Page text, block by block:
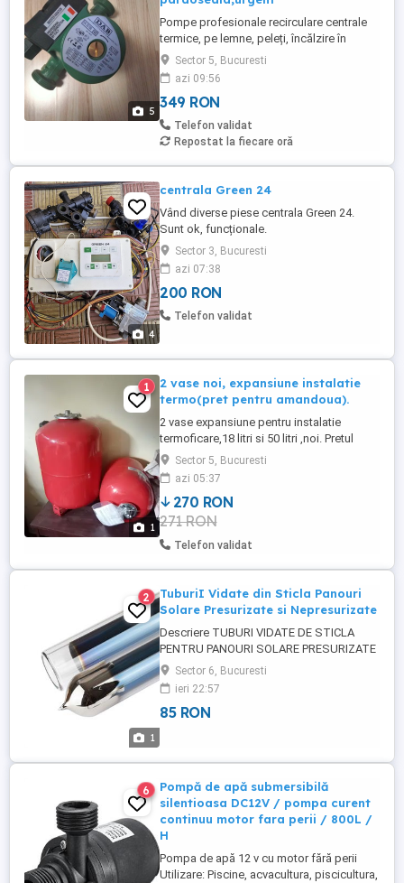
5
Pompe profesionale recirculare centrale
termice, pe lemne, peleți, încălzire în
pardoseală. Pompele sunt noi cu garanție
Exista mai multe variante de putere, debit
și dimensiuni. Prețurile variază între 350 lei
și 700 lei. Pentru detalii nelamuriri și ajutor,
cel mai bine sunati.
Sector 5, Bucuresti
azi 09:56
349 RON
Telefon validat
Repostat la fiecare oră
4
centrala Green 24
Vând diverse piese centrala Green 24.
Sunt ok, funcționale.
Sector 3, Bucuresti
azi 07:38
200 RON
Telefon validat
1
1
2 vase noi, expansiune instalatie
termo(pret pentru amandoua).
2 vase expansiune pentru instalatie
termoficare,18 litri si 50 litri ,noi. Pretul
afisat , este pentru ambele piese. Predare
Bucuresti
Sector 5, Bucuresti
azi 05:37
270 RON
271 RON
Telefon validat
1
2
TuburiI Vidate din Sticla Panouri
Solare Presurizate si Nepresurizate
Descriere TUBURI VIDATE DE STICLA
PENTRU PANOURI SOLARE PRESURIZATE
ȘI NEPRESURIZATE D 58 mm * 1800 mm
PRODUS NOU Se folosesc la: panouri
solare presurizate unde sticla sa spart și
AU RĂMAS COMPONENTELE METALICE
a colectoarelor ...
Sector 6, Bucuresti
ieri 22:57
85 RON
6
Pompă de apă submersibilă
silentioasa DC12V / pompa curent
continuu motor fara perii / 800L /
H
Pompa de apă 12 v cu motor fără perii
Utilizare: Piscine, acvacultura, piscicultura,